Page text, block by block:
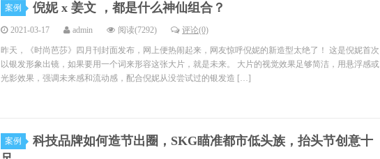
案例 倪妮 x 姜文 ，都是什么神仙组合？
2021-03-17 admin 阅读(7292) 评论(0)
昨天，《时尚芭莎》四月刊封面发布，网上便热闹起来，网友惊呼倪妮的新造型太绝了！ 这是倪妮首次
以银发形象出镜，如果要用一个词来形容这张大片，就是未来。 大片的视觉效果足够简洁，用悬浮感或
光影效果，强调未来感和流动感，配合倪妮从没尝试过的银发造 […]
案例
科技品牌如何造节出圈，SKG瞄准都市低头族，抬头节创意十